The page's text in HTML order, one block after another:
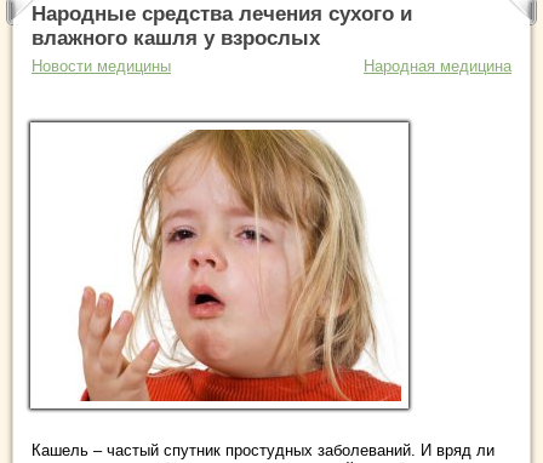
Народные средства лечения сухого и
влажного кашля у взрослых
Новости медицины Народная медицина
Кашель – частый спутник простудных заболеваний. И вряд ли